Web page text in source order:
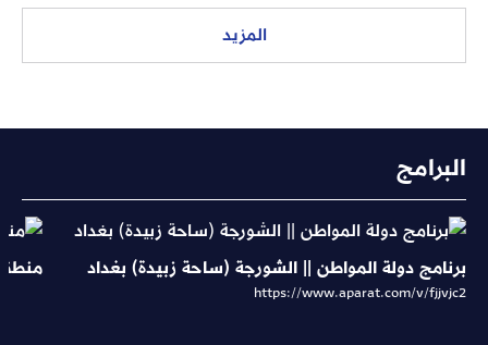
المزيد
البرامج
برنامج دولة المواطن || الشورجة (ساحة زبيدة) بغداد
https://www.aparat.com/v/fjjvjc2